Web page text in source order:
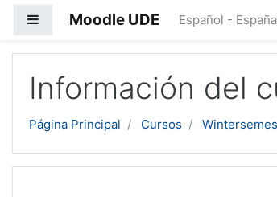
Panel lateral
Moodle UDE Español -
Información del
Página Principal Cursos